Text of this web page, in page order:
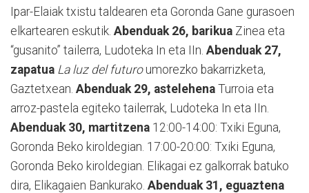
Ipar-Elaiak txistu taldearen eta Goronda Gane gurasoen
elkartearen eskutik. Abenduak 26, barikua Zinea eta
“gusanito” tailerra, Ludoteka In eta IIn. Abenduak 27,
zapatua La luz del futuroumorezko bakarrizketa,
Gaztetxean. Abenduak 29, astelehena Turroia eta
arroz-pastela egiteko tailerrak, Ludoteka In eta IIn.
Abenduak 30, martitzena 12:00-14:00: Txiki Eguna,
Goronda Beko kiroldegian. 17:00-20:00: Txiki Eguna,
Goronda Beko kiroldegian. Elikagai ez galkorrak batuko
dira, Elikagaien Bankurako. Abenduak 31, eguaztena